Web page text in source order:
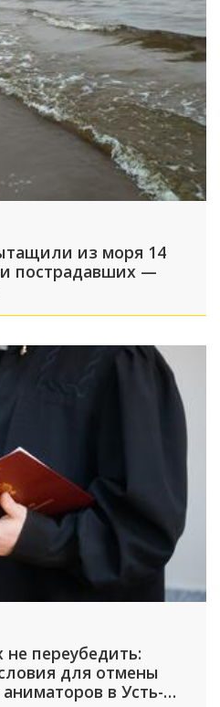
из моря 14
пострадавших —
переубедить:
для отмены
в Усть-